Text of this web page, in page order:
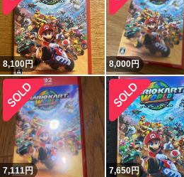
8,100円 8,000円
7,111円 7,650円